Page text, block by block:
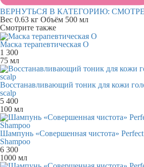
ВЕРНУТЬСЯ В КАТЕГОРИЮ:
Вес 0.63 кг Объём 500 мл
Смотрите также
Маска терапевтическая О
1 300
75 мл
Восстанавливающий тоник для кожи
scalp
5 400
100 мл
Шампунь «Совершенная чистота»
Shampoo
6 300
1000 мл